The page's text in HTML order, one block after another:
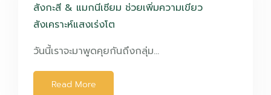
สังกะสี & แมกนีเซียม ช่วยเพิ่มความเขียว
สังเคราะห์แสงเร่งโต
วันนี้เราจะมาพูดคุยกันถึงกลุ่ม…
Read More